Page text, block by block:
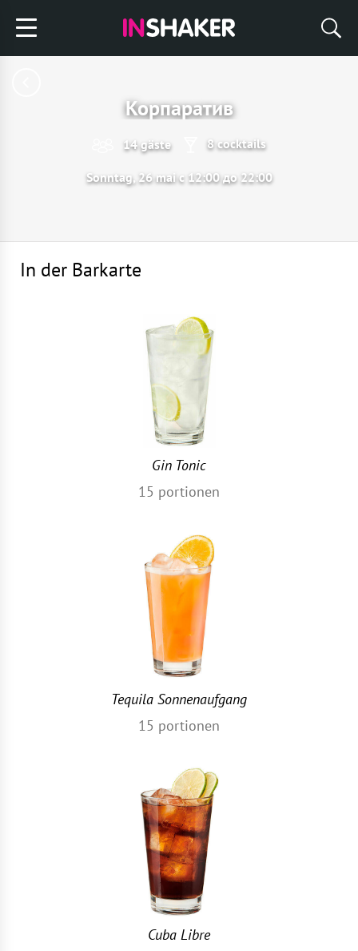
Корпаратив
14 gäste 8 cocktails
Sonntag, 26 mai с 12:00 до 22:00
In der Barkarte
Gin Tonic
15 portionen
Tequila Sonnenaufgang
15 portionen
Cuba Libre